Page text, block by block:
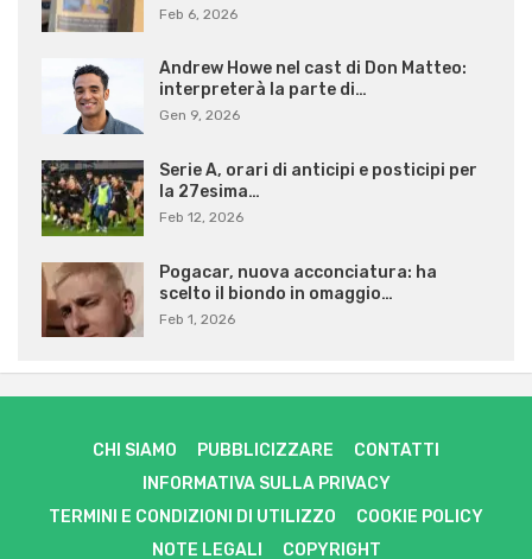
Feb 6, 2026
Andrew Howe nel cast di Don Matteo:
interpreterà la parte di…
Gen 9, 2026
Serie A, orari di anticipi e posticipi per
la 27esima…
Feb 12, 2026
Pogacar, nuova acconciatura: ha
scelto il biondo in omaggio…
Feb 1, 2026
CHI SIAMO PUBBLICIZZARE
CONTATTI
INFORMATIVA SULLA PRIVACY
TERMINI E CONDIZIONI DI UTILIZZO
COOKIE POLICY
NOTE LEGALI
COPYRIGHT